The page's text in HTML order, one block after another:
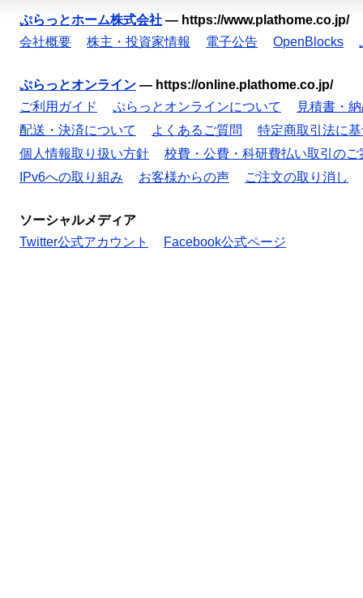
ぷらっとホーム株式会社 — https://www.plathome.co.jp/
会社概要
株主・投資家情報 電子公告 OpenBlocks
ぷらっとオンライン — https://online.plathome.co.jp/
ご利用ガイド
ぷらっとオンラインについて
見積書・
配送・決済について
よくあるご質問
特定商取引法に
個人情報取り扱い方針
校費・公費・科研費払い取引のご
IPv6への取り組み
お客様からの声 ご注文の取り消し
ソーシャルメディア
Twitter公式アカウント
Facebook公式ページ